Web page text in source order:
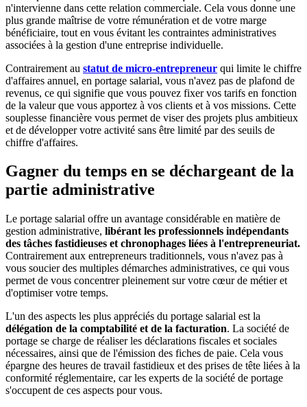
n'intervienne dans cette relation commerciale. Cela vous donne une
plus grande maîtrise de votre rémunération et de votre marge
bénéficiaire, tout en vous évitant les contraintes administratives
associées à la gestion d'une entreprise individuelle.
Contrairement au statut de micro-entrepreneur qui limite le chiffre
d'affaires annuel, en portage salarial, vous n'avez pas de plafond de
revenus, ce qui signifie que vous pouvez fixer vos tarifs en fonction
de la valeur que vous apportez à vos clients et à vos missions. Cette
souplesse financière vous permet de viser des projets plus ambitieux
et de développer votre activité sans être limité par des seuils de
chiffre d'affaires.
Gagner du temps en se déchargeant de la
partie administrative
Le portage salarial offre un avantage considérable en matière de
gestion administrative, libérant les professionnels indépendants
des tâches fastidieuses et chronophages liées à l'entrepreneuriat.
Contrairement aux entrepreneurs traditionnels, vous n'avez pas à
vous soucier des multiples démarches administratives, ce qui vous
permet de vous concentrer pleinement sur votre cœur de métier et
d'optimiser votre temps.
L'un des aspects les plus appréciés du portage salarial est la
délégation de la comptabilité et de la facturation. La société de
portage se charge de réaliser les déclarations fiscales et sociales
nécessaires, ainsi que de l'émission des fiches de paie. Cela vous
épargne des heures de travail fastidieux et des prises de tête liées à la
conformité réglementaire, car les experts de la société de portage
s'occupent de ces aspects pour vous.